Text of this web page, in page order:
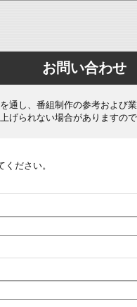
お問い合わせ
通し、番組制作の参考および
げられない場合がありますので
ださい。